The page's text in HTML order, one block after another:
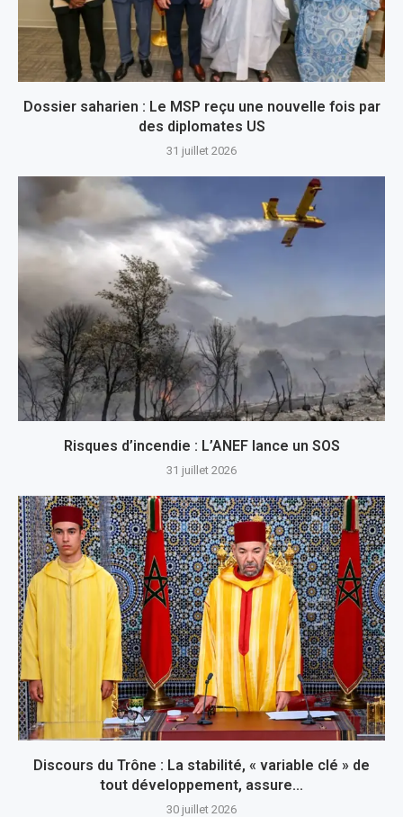
Dossier saharien : Le MSP reçu une nouvelle fois par
des diplomates US
31 juillet 2026
Risques d’incendie : L’ANEF lance un SOS
31 juillet 2026
Discours du Trône : La stabilité, « variable clé » de
tout développement, assure...
30 juillet 2026